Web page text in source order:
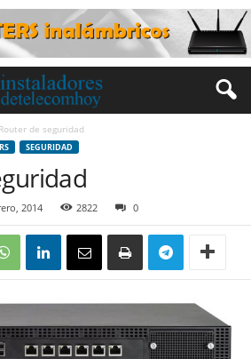
Router de seguridad
SEGURIDAD
2014 2822 0